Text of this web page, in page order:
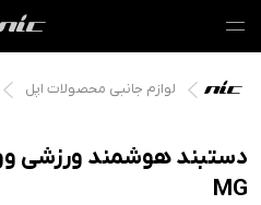
گیفت کارت
فروش ویژه
لوازم جانبی محصولات اپل
MG